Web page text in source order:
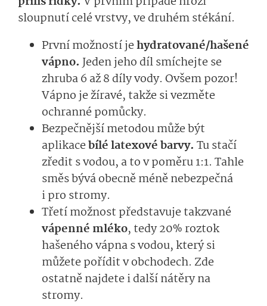
sloupnutí celé vrstvy, ve druhém stékání.
První možností jehydratované/hašené
vápno.Jeden jeho díl smíchejte se
zhruba 6 až 8 díly vody. Ovšem pozor!
Vápno je žíravé, takže si vezměte
ochranné pomůcky.
Bezpečnější metodou může být
aplikacebílé latexové barvy. Tu stačí
zředit s vodou, a to v poměru 1:1. Tahle
směs bývá obecně méně nebezpečná
i pro stromy.
Třetí možnost představuje takzvané
vápenné mléko, tedy 20% roztok
hašeného vápna s vodou, který si
můžete pořídit v obchodech. Zde
ostatně najdete i další nátěry na
stromy.